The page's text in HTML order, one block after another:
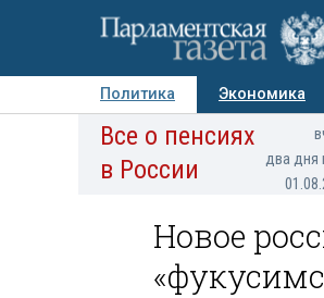
Политика Экономика
Авторы Персоны
Все о пенсиях
в России
два дня
Новое